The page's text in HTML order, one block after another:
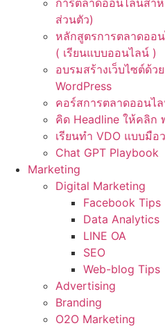
การตลาดออนไลน์สำ
ส่วนตัว)
หลักสูตรการตลาดออ
( เรียนแบบออนไลน์ )
อบรมสร้างเว็บไซต์ด้ว
WordPress
คอร์สการตลาดออนไ
คิด Headline ให้คลิก
เรียนทำ VDO แบบมือ
Chat GPT Playbook
Marketing
Digital Marketing
Facebook Tips
Data Analytics
LINE OA
SEO
Web-blog Tips
Advertising
Branding
O2O Marketing